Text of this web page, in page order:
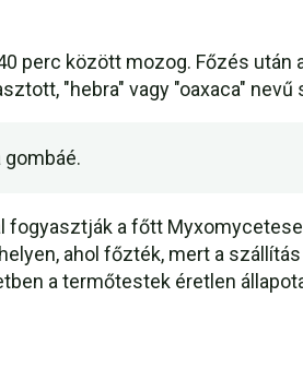
perc között mozog. Főzés
"hebra" vagy "oaxaca"
gombáé.
fogyasztják a főtt
ahol főzték, mert a
a termőtestek éretlen